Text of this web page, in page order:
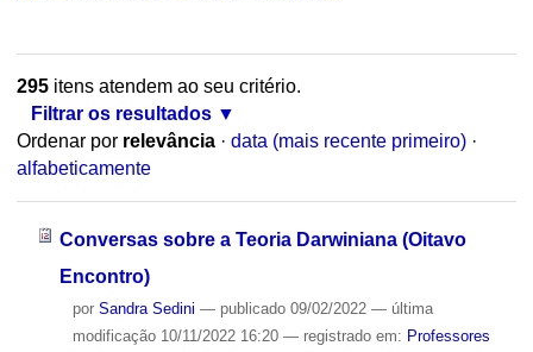
295itens atendem ao seu critério.
Filtrar os resultados
Ordenar por relevância · data (mais recente primeiro) ·
alfabeticamente
Conversas sobre a Teoria Darwiniana (Oitavo
Encontro)
por Sandra Sedini — publicado09/02/2022 — última
modificação10/11/2022 16:20 — registrado em: Professores